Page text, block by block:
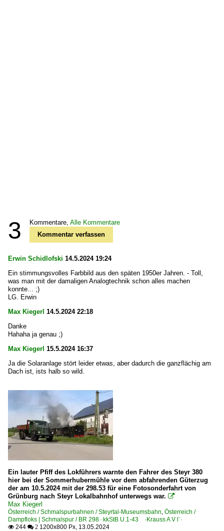
3 Kommentare, Alle Kommentare
Kommentar verfassen
Erwin Schidlofski 14.5.2024 19:24
Ein stimmungsvolles Farbbild aus den späten 1950er Jahren. - Toll,
was man mit der damaligen Analogtechnik schon alles machen
konnte... ;)
LG. Erwin
Max Kiegerl 14.5.2024 22:18
Danke
Hahaha ja genau ;)
Max Kiegerl 15.5.2024 16:37
Ja die Solaranlage stört leider etwas, aber dadurch die ganzflächig am
Dach ist, ists halb so wild.
Ein lauter Pfiff des Lokführers warnte den Fahrer des Steyr 380
hier bei der Sommerhubermühle vor dem abfahrenden Güterzug
der am 10.5.2024 mit der 298.53 für eine Fotosonderfahrt von
Grünburg nach Steyr Lokalbahnhof unterwegs war. 
Max Kiegerl
Österreich / Schmalspurbahnen / Steyrtal-Museumsbahn, Österreich /
Dampfloks | Schmalspur / BR 298 · kkStB U.1-43 ·Krauss A V l¨·
 244  2 1200x800 Px, 13.05.2024